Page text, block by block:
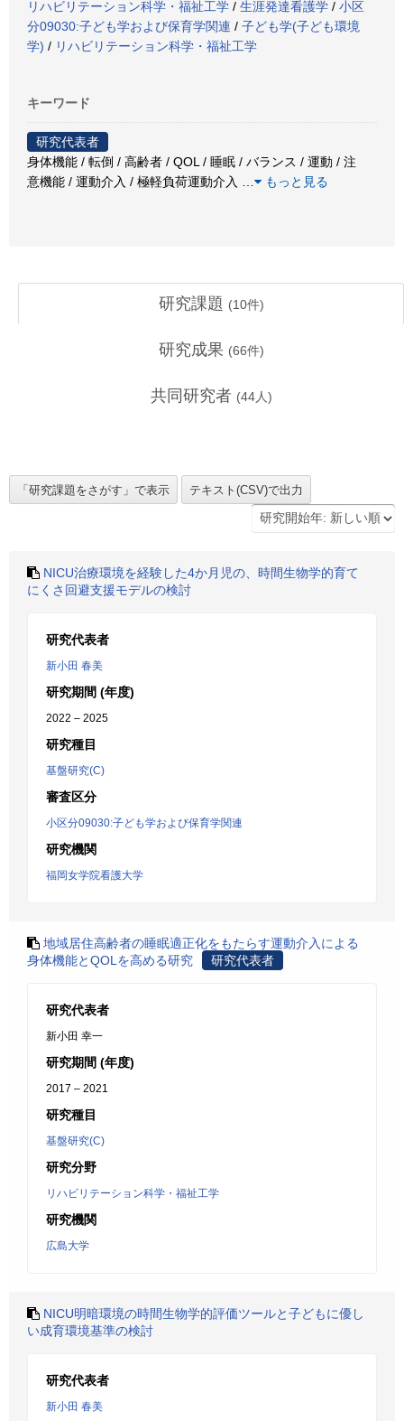
リハビリテーション科学・福祉工学 / 生涯発達看護学 / 小区
分09030:子ども学および保育学関連 / 子ども学(子ども環境
学) / リハビリテーション科学・福祉工学
キーワード
研究代表者
身体機能 / 転倒 / 高齢者 / QOL / 睡眠 / バランス / 運動 / 注
意機能 / 運動介入 / 極軽負荷運動介入
もっと見る
研究課題 (10件)
研究成果 (66件)
共同研究者 (44人)
NICU治療環境を経験した4か月児の、時間生物学的育て
にくさ回避支援モデルの検討
研究代表者
新小田 春美
研究期間 (年度)
2022 – 2025
研究種目
基盤研究(C)
審査区分
小区分09030:子ども学および保育学関連
研究機関
福岡女学院看護大学
地域居住高齢者の睡眠適正化をもたらす運動介入による
身体機能とQOLを高める研究
研究代表者
研究代表者
新小田 幸一
研究期間 (年度)
2017 – 2021
研究種目
基盤研究(C)
研究分野
リハビリテーション科学・福祉工学
研究機関
広島大学
NICU明暗環境の時間生物学的評価ツールと子どもに優し
い成育環境基準の検討
研究代表者
新小田 春美